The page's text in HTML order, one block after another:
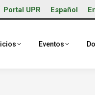
Portal UPR Español
Eventos